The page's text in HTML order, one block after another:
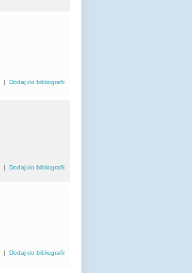
|Dodaj do bibliografii
|Dodaj do bibliografii
|Dodaj do bibliografii